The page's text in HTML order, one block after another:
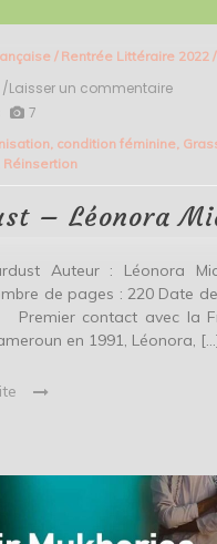
/ Rentrée Littéraire 2022/
/Laisser un commentaireon
7
, condition féminine,
Réinsertion
– Léonora
Auteur : Léonora
de pages : 220 Date
contact avec la
en 1991, Léonora,